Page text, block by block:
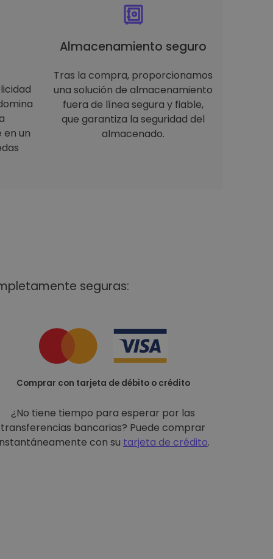
un
Almacenamiento seguro
Tras la compra, proporcionamos
una solución de almacenamiento
fuera de línea segura y fiable,
que garantiza la seguridad del
almacenado.
seguras:
Comprar con tarjeta de débito o crédito
¿No tiene tiempo para esperar por las
transferencias bancarias? Puede comprar
con su tarjeta de crédito.